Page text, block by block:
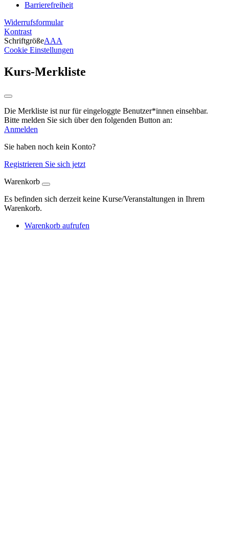
Barrierefreiheit
Widerrufsformular
Kontrast
SchriftgrößeAAA
Cookie Einstellungen
Kurs-Merkliste
Die Merkliste ist nur für eingeloggte Benutzer*innen einsehbar.
Bitte melden Sie sich über den folgenden Button an:
Anmelden
Sie haben noch kein Konto?
Registrieren Sie sich jetzt
Warenkorb
Es befinden sich derzeit keine Kurse/Veranstaltungen in Ihrem
Warenkorb.
Warenkorb aufrufen